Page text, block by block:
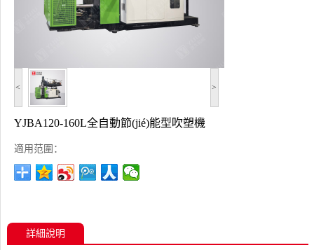
< >
YJBA120-160L全自動節(jié)能型吹塑機
適用范圍：
詳細說明